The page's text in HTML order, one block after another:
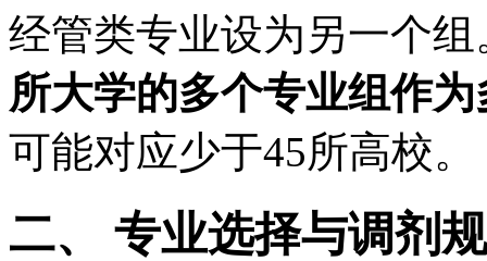
经管类专业设为另一个
所大学的多个专业组作
可能对应少于45所高校。
二、 专业选择与调剂